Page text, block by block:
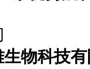
物科技有